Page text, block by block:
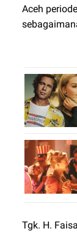
Aceh
Tgk. H.